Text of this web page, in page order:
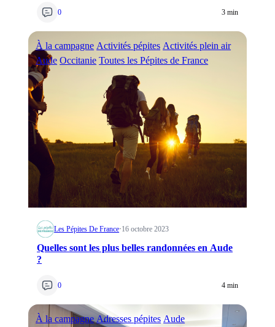
0 3 min
À la campagne Activités pépites Activités plein air
Aude Occitanie Toutes les Pépites de France
Les Pépites De France·16 octobre 2023
Quelles sont les plus belles randonnées en Aude
?
0 4 min
À la campagne Adresses pépites Aude